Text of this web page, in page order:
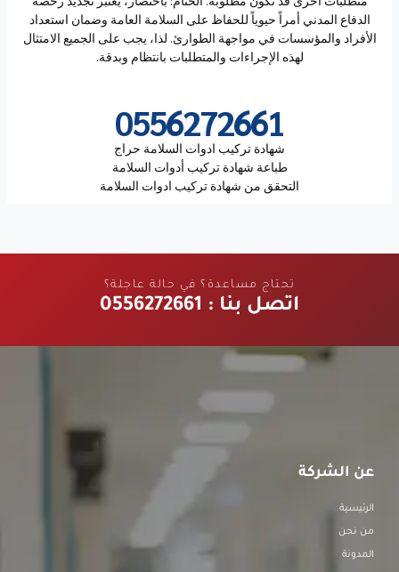
الدفاع المدني أمراً حيوياً للحفاظ على السلامة العامة وضمان استعداد
الأفراد والمؤسسات في مواجهة الطوارئ. لذا، يجب على الجميع الامتثال
لهذه الإجراءات والمتطلبات بانتظام وبدقة.
0556272661
شهادة تركيب ادوات السلامة حراج
طباعة شهادة تركيب أدوات السلامة
التحقق من شهادة تركيب ادوات السلامة
تحتاج مساعدة؟ في حالة عاجلة؟
اتصل بنا : 0556272661
عن الشركة
الرئيسية
من نحن
المدونة